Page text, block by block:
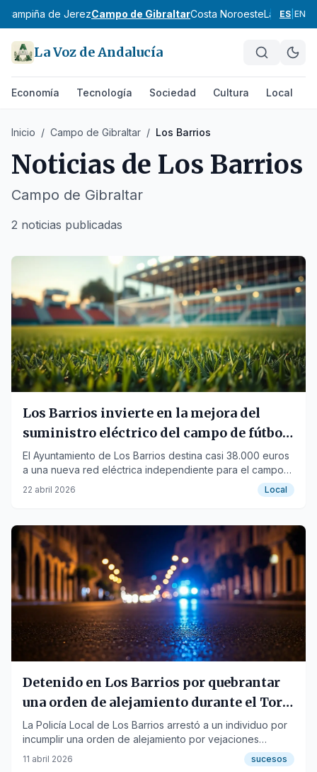
Campiña de JerezCampo de GibraltarCosta NoroesteLa Janda
ES EN
La Voz de Andalucía
Economía Tecnología Sociedad Cultura Local
Inicio / Campo de Gibraltar / Los Barrios
Noticias de Los Barrios
Campo de Gibraltar
2 noticias publicadas
Los Barrios invierte en la mejora del
suministro eléctrico del campo de fútbol
de Palmones
El Ayuntamiento de Los Barrios destina casi 38.000 euros
a una nueva red eléctrica independiente para el campo
de fútbol de Palmones, garantizando un servicio
22 abril 2026 Local
Detenido en Los Barrios por quebrantar
una orden de alejamiento durante el Toro
Embolao
La Policía Local de Los Barrios arrestó a un individuo por
incumplir una orden de alejamiento por vejaciones
durante un control preventivo en la madrugada del
11 abril 2026 sucesos